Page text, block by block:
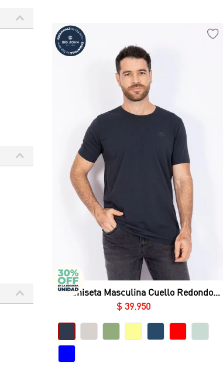
Vista rápida
Camiseta Masculina Cuello Redondo
Essential en Lycra Fría
$ 39.950